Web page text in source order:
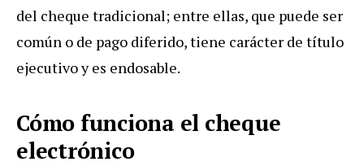
del cheque tradicional; entre ellas, que puede ser
común o de pago diferido, tiene carácter de título
ejecutivo y es endosable.
Cómo funciona el cheque
electrónico